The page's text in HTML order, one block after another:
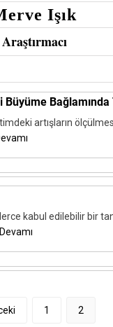
Işık
Araştırmacı
Büyüme
artışların
kabul edilebilir bir
1 2